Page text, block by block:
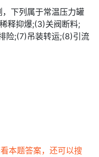
下列属于常温压力罐
释抑爆;(3)关阀断料;
险;(7)吊装转运;(8)引流
本题答案，还可以搜